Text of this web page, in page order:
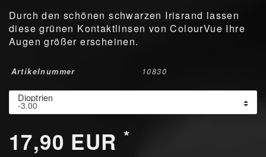
Durch den schönen schwarzen Irisrand lassen
diese grünen Kontaktlinsen von ColourVue Ihre
Augen größer erscheinen.
Artikelnummer 10830
Dioptrien
17,90 EUR *